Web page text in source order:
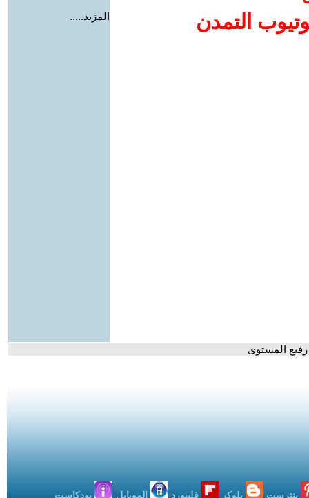
التمدن
المزيد.....
رفيع المستوى
بنترست بلوكر فليبورد الموبايل بودكاست